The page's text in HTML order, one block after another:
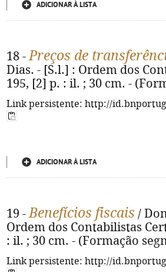
ADICIONAR À LISTA
18 -Preços de
Dias. - [S.l.] : Ordem dos
195, [2] p. : il. ; 30 cm. -
Link persistente: http://
ADICIONAR À LISTA
19 -Benefícios fiscais /
Ordem dos Contabilistas
: il. ; 30 cm. - (Formação
Link persistente: http://